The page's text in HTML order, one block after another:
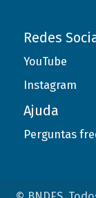
Redes
YouTube
Instagram
Ajuda
Perguntas